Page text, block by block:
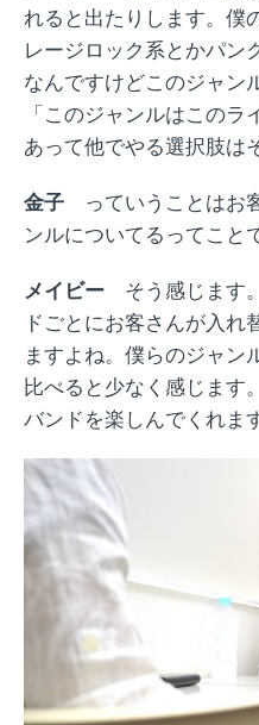
れると出たりします。僕
レージロック系とかパン
なんですけどこのジャン
「このジャンルはこの
あって他でやる選択肢は
金子 っていうことはお
ンルについてるってこと
メイビー そう感じます
ドごとにお客さんが入れ
ますよね。僕らのジャン
比べると少なく感じます
バンドを楽しんでくれます